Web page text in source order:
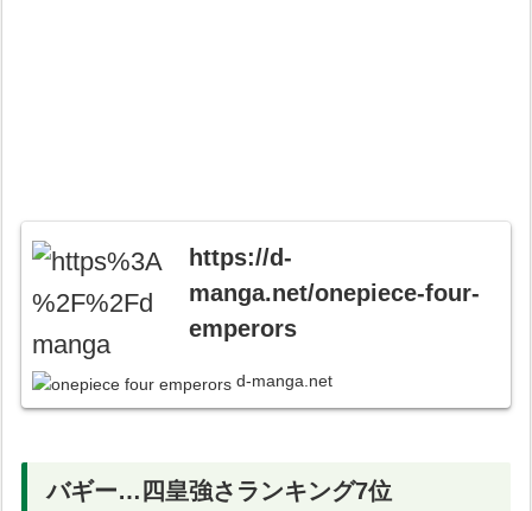
https://d-
manga.net/onepiece-four-
emperors
d-manga.net
バギー…四皇強さランキング7位